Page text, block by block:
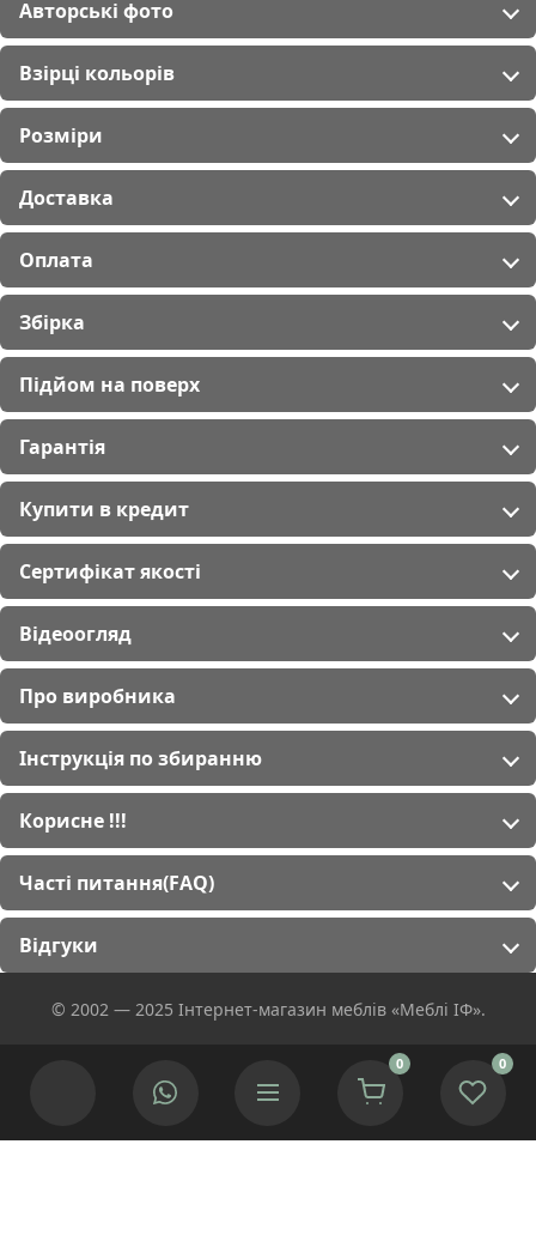
Авторські фото
Взірці кольорів
Розміри
Доставка
Оплата
Збірка
Підйом на поверх
Гарантія
Купити в кредит
Сертифікат якості
Відеоогляд
Про виробника
Інструкція по збиранню
Корисне !!!
Часті питання(FAQ)
Відгуки
© 2002 — 2025 Інтернет-магазин меблів «Меблі ІФ».
0 0
Ми використовуємо cookies для покращення роботи сайту.
Якщо Ви згідні натисніть кнопку.
Приймаю